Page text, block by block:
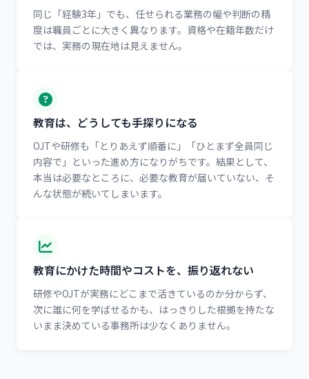
同じ「経験3年」でも、任せられる業務の幅や判断の精
度は職員ごとに大きく異なります。資格や在籍年数だけ
では、実務の現在地は見えません。
教育は、どうしても手探りになる
OJTや研修も「とりあえず順番に」「ひとまず全員同じ
内容で」といった進め方になりがちです。結果として、
本当は必要なところに、必要な教育が届いていない、そ
んな状態が続いてしまいます。
教育にかけた時間やコストを、振り返れない
研修やOJTが実務にどこまで活きているのか分からず、
次に誰に何を学ばせるかも、はっきりした根拠を持たな
いまま決めている事務所は少なくありません。